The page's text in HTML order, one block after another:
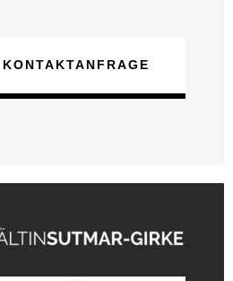
KONTAKTANFRAGE